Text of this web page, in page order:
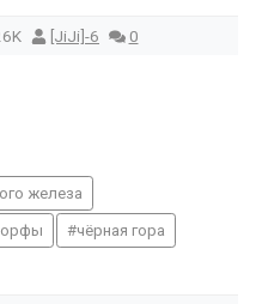
[JiJi]-6 0
железа
чёрная гора